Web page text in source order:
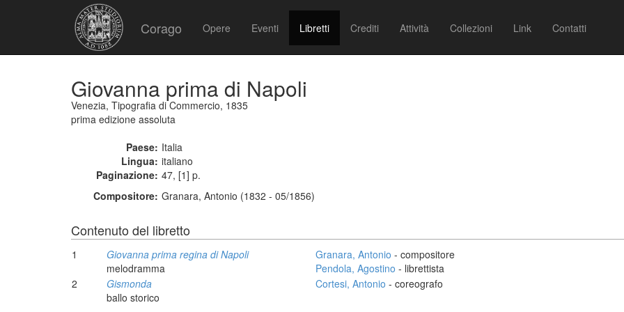
Corago Opere Eventi Libretti Crediti Attività Collezioni Link Contatti
Giovanna prima di Napoli
Venezia, Tipografia di Commercio, 1835
prima edizione assoluta
Paese: Italia
Lingua: italiano
Paginazione: 47, [1] p.
Compositore: Granara, Antonio (1832 - 05/1856)
Contenuto del libretto
1
Giovanna prima regina di Napoli
melodramma
Granara, Antonio - compositore
Pendola, Agostino - librettista
2
Gismonda
ballo storico
Cortesi, Antonio - coreografo